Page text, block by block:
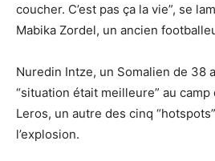
coucher. C’est pas ça la vie”, se
Mabika Zordel, un ancien
Nuredin Intze, un Somalien de 38
“situation était meilleure” au camp
Leros, un autre des cinq
l’explosion.